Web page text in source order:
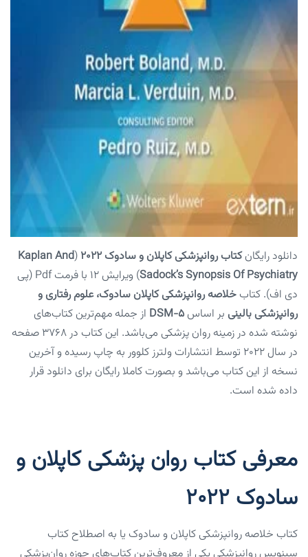
دانلود رایگانکتاب روانپزشکی کاپلان و سادوک ۲۰۲۲ (
Kaplan And
Sadock’s Synopsis Of Psychiatry
) ویرایش ۱۲ با فرمت Pdf (پی
دی اف). کتاب خلاصه روانپزشکی کاپلان سادوک، علوم رفتاری و
روانپزشکی بالینی بر اساس DSM-5 از جمله مهم‌ترین کتاب‌های
نوشته شده در زمینه روان پزشکی می‌باشد. این کتاب در ۳۷۶۸ صفحه
در سال ۲۰۲۲ توسط انتشارات ولترز کلوور به چاپ رسیده و آخرین
نسخه از این کتاب می‌باشد و بصورت کاملا رایگان برای دانلود قرار
داده شده است.
معرفی کتاب روان پزشکی کاپلان و
سادوک ۲۰۲۲
کتاب خلاصه روانپزشکی کاپلان و سادوک یا به اصطلاح کتاب